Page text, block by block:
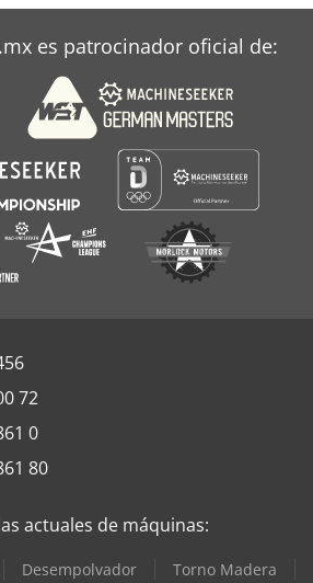
es patrocinador oficial de:
72
0
80
actuales de máquinas:
Desempolvador
Torno Madera